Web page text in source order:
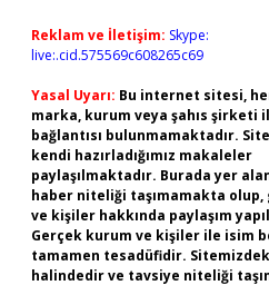
Reklam ve İletişim: Skype:
live:.cid.575569c608265c69
Yasal Uyarı: Bu internet sitesi,
marka, kurum veya şahıs şirketi
bağlantısı bulunmamaktadır.
kendi hazırladığımız makaleler
paylaşılmaktadır. Burada yer
haber niteliği taşımamakta
ve kişiler hakkında paylaşım
Gerçek kurum ve kişiler ile isim
tamamen tesadüfidir.
halindedir ve tavsiye niteliği